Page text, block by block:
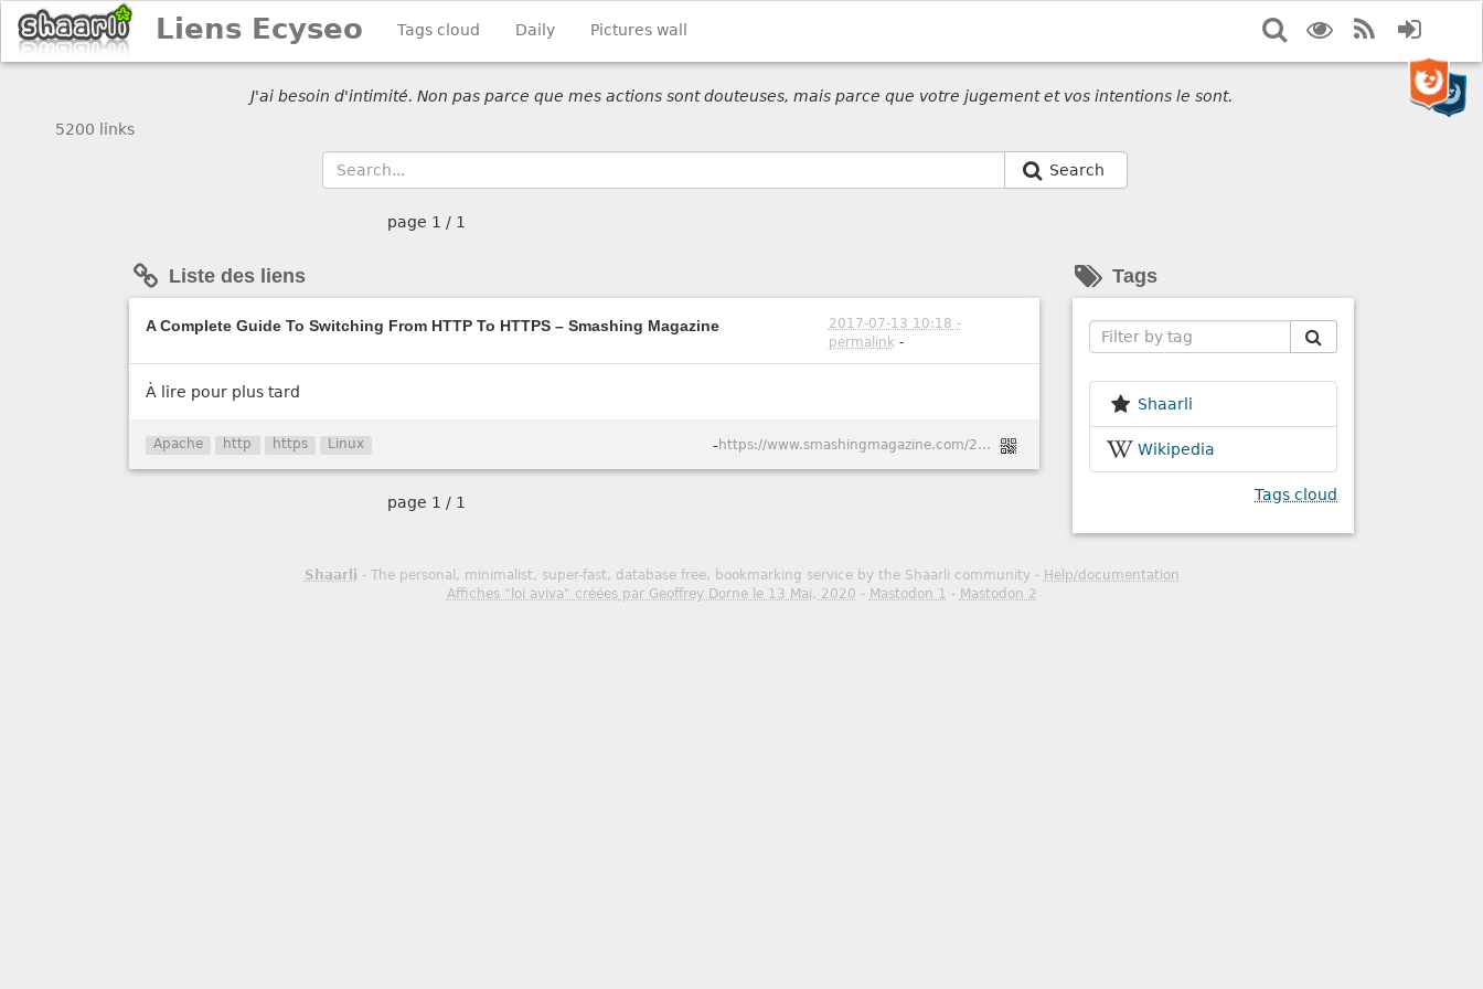
Liens Ecyseo Tags cloud Daily Pictures wall SearchDisplay
RSS
J'ai besoin d'intimité. Non pas parce que mes actions sont douteuses, mais parce que votre jugement et vos intentions le sont.
5200 links
Search
page 1 / 1
Liste des liens
A Complete Guide To Switching From HTTP To HTTPS – Smashing Magazine
2017-07-13 10:18 -
permalink-
À lire pour plus tard
Apache http https Linux - https://www.smashingmagazine.com/2017/06/guide-switching-http-https/
page 1 / 1
Tags
Shaarli
Wikipedia
Tags cloud
Shaarli - The personal, minimalist, super-fast, database free, bookmarking service by the Shaarli community - Help/documentation
Affiches "loi aviva" créées par Geoffrey Dorne le 13 Mai, 2020 - Mastodon 1 - Mastodon 2